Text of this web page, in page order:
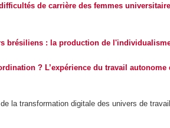
de carrière des femmes
brésiliens : la production de
? L’expérience du travail
la transformation digitale des univers de